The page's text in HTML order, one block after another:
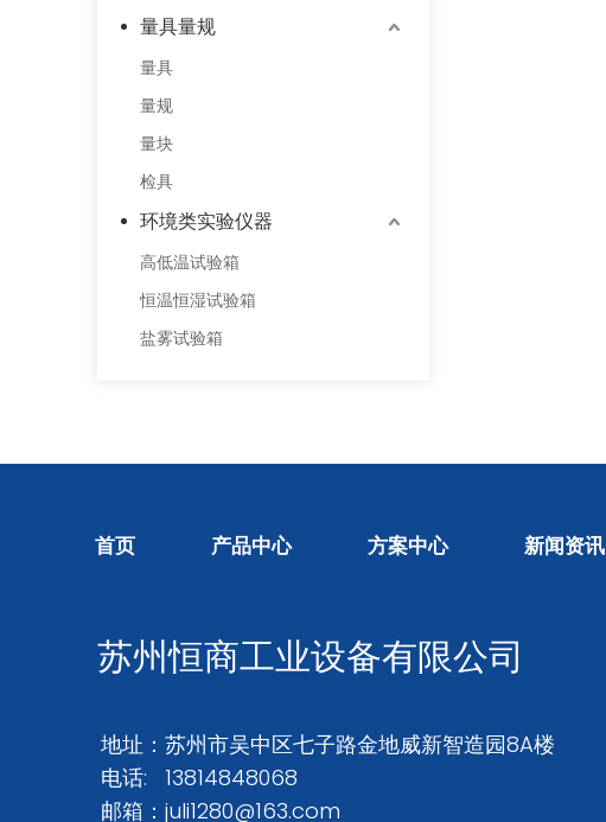
量具量规
量具
量规
量块
检具
环境类实验仪器
高低温试验箱
恒温恒湿试验箱
盐雾试验箱
首页 产品中心 方案中心 新闻资讯
苏州恒商工业设备有限公司
地址：苏州市吴中区七子路金地威新智造园8A楼
电话: 13814848068
邮箱： juli1280@163.com